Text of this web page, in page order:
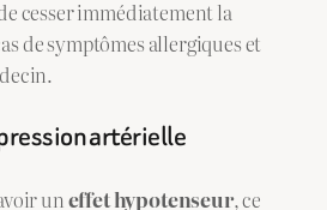
cesser immédiatement la
de symptômes allergiques et
artérielle
uneffet hypotenseur, ce